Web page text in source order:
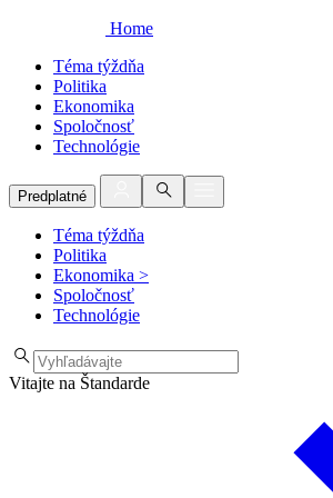
Home
Téma týždňa
Politika
Ekonomika
Spoločnosť
Technológie
Predplatné
Téma týždňa
Politika
Ekonomika >
Spoločnosť
Technológie
Vitajte na Štandarde